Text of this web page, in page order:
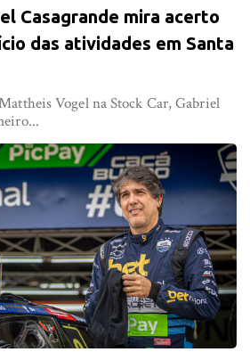
Casagrande mira acerto
das atividades em Santa
Vogel na Stock Car, Gabriel